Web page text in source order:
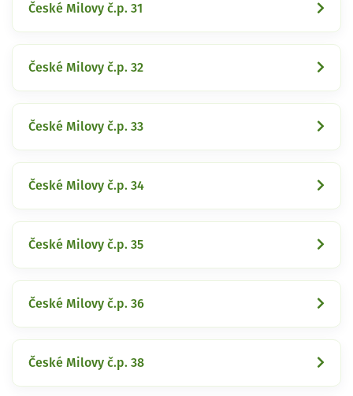
České Milovy č.p. 31
České Milovy č.p. 32
České Milovy č.p. 33
České Milovy č.p. 34
České Milovy č.p. 35
České Milovy č.p. 36
České Milovy č.p. 38